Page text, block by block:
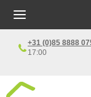
+31 (0)85 8888
17:00